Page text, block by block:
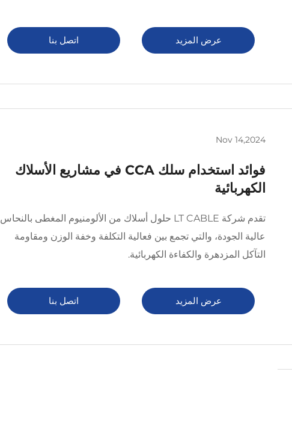
عرض المزيد اتصل بنا
Nov 14,2024
فوائد استخدام سلك CCA في مشاريع الأسلاك
الكهربائية
تقدم شركة LT CABLE حلول أسلاك من الألومنيوم المغطى بالنحاس
عالية الجودة، والتي تجمع بين فعالية التكلفة وخفة الوزن ومقاومة
التآكل المزدهرة والكفاءة الكهربائية.
عرض المزيد اتصل بنا